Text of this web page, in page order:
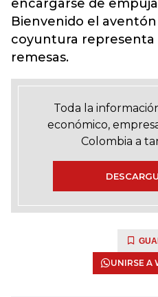
encargarse de
Bienvenido el
coyuntura representa
remesas.
Toda la
económico,
Colombia a
UNIRSE A